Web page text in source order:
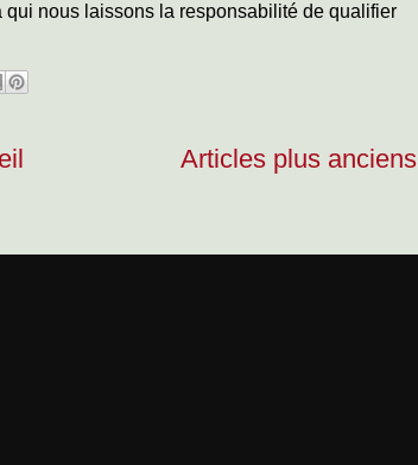
nous laissons la responsabilité de qualifier
Articles plus anciens